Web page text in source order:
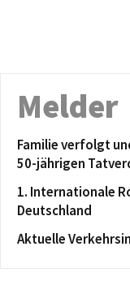
Melder
Familie verfolgt
50-jährigen
1. Internationale
Deutschland
Aktuelle